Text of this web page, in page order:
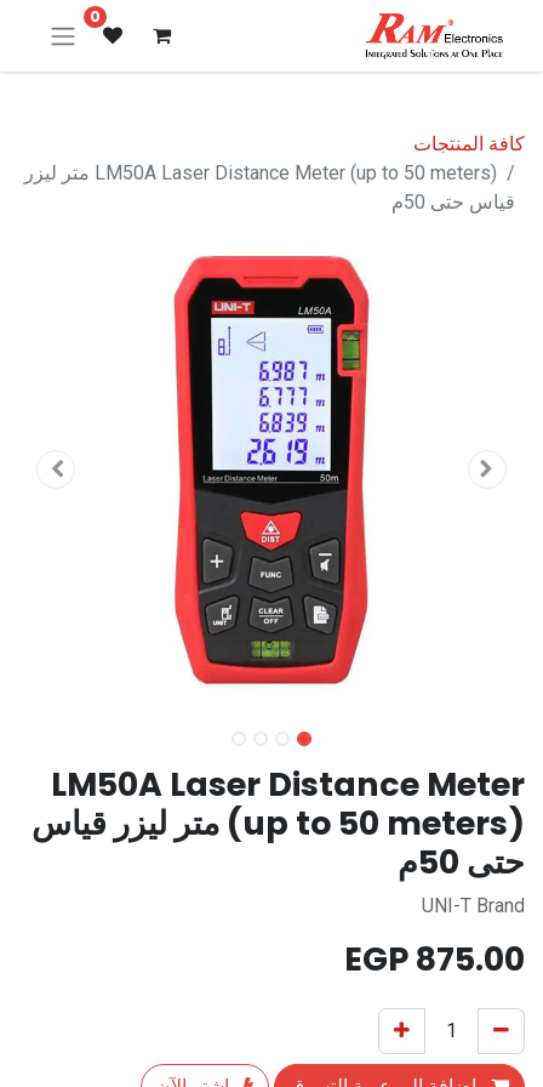
0
كافة المنتجات
LM50A Laser Distance Meter (up to 50 meters) متر ليزر
قياس حتى 50م
LM50A Laser Distance Meter
(up to 50 meters) متر ليزر قياس
حتى 50م
UNI-T Brand
875.00